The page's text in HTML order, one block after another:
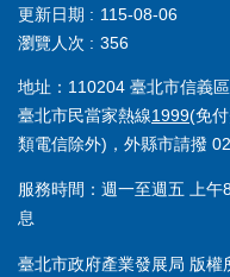
更新日期
115-08-06
瀏覽人次
356
地址：110204 臺北市信義
臺北市民當家熱線1999(免
類電信除外)，外縣市請撥
服務時間：週一至週五 上
息
臺北市政府產業發展局 版